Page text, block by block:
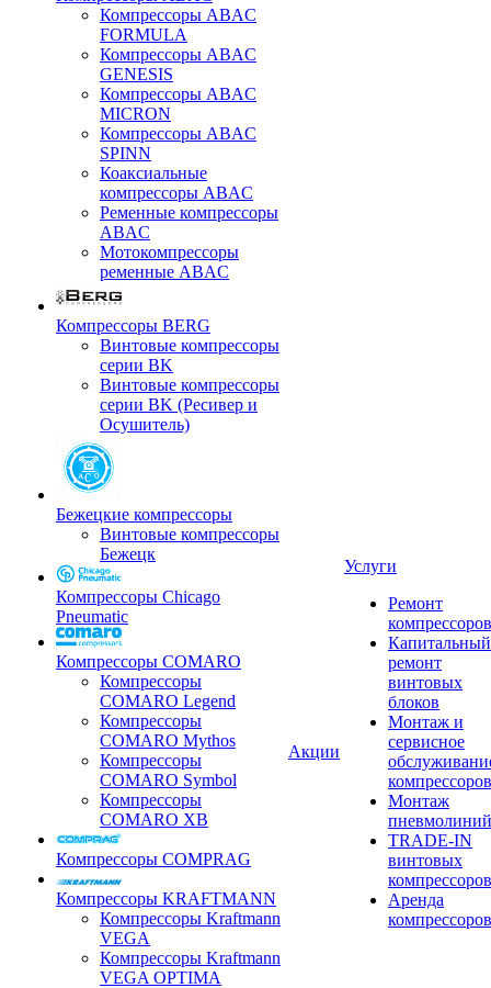
Компрессоры ABAC
FORMULA
Компрессоры ABAC
GENESIS
Компрессоры ABAC
MICRON
Компрессоры ABAC
SPINN
Коаксиальные
компрессоры ABAC
Ременные компрессоры
ABAC
Мотокомпрессоры
ременные ABAC
Компрессоры BERG
Винтовые компрессоры
серии BK
Винтовые компрессоры
серии BK (Ресивер и
Осушитель)
Бежецкие компрессоры
Винтовые компрессоры
Бежецк
Компрессоры Chicago
Pneumatic
Компрессоры COMARO
Компрессоры
COMARO Legend
Компрессоры
COMARO Mythos
Компрессоры
COMARO Symbol
Компрессоры
COMARO XB
Компрессоры COMPRAG
Компрессоры KRAFTMANN
Компрессоры Kraftmann
VEGA
Компрессоры Kraftmann
VEGA OPTIMA
Акции
Услуги
Ремонт
компрессоров
Капитальный
ремонт
винтовых
блоков
Монтаж и
сервисное
компрессоров
Монтаж
пневмолиний
TRADE-IN
винтовых
компрессоров
Аренда
компрессоров